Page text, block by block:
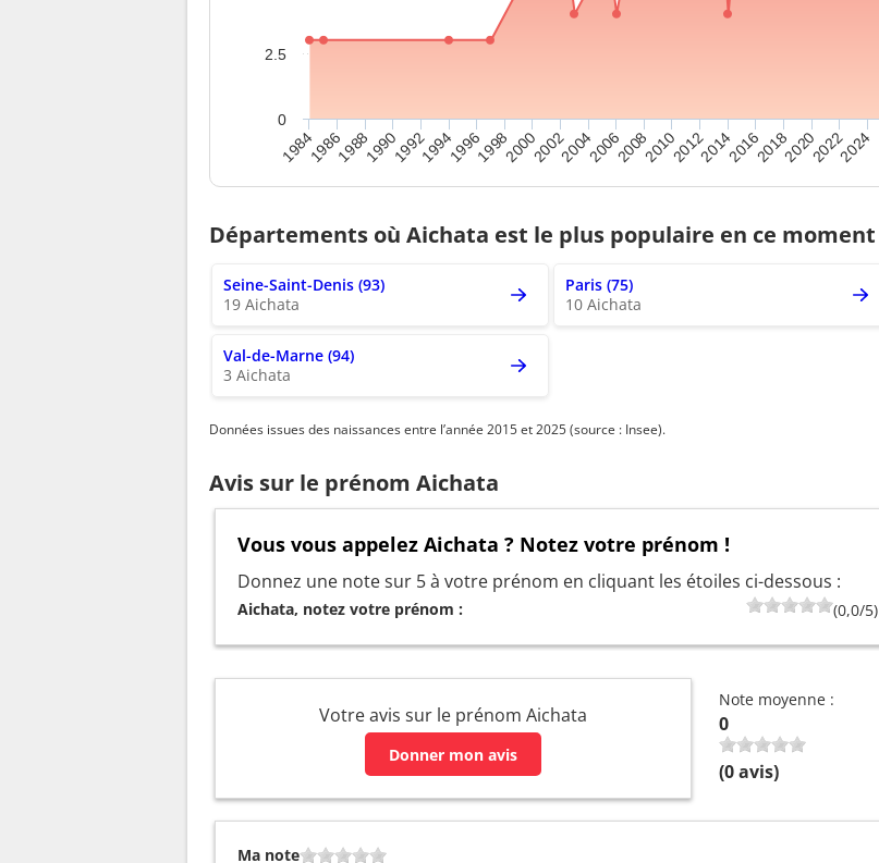
198419861988199019921994199619982000200220042006200820102012201420162018202020222024
0
2.5
Départements où Aichata est le plus populaire en ce moment
Seine-Saint-Denis (93)
19 Aichata
Paris (75)
10 Aichata
Val-de-Marne (94)
3 Aichata
Données issues des naissances entre l’année 2015 et 2025 (source : Insee).
Avis sur le prénom Aichata
Vous vous appelez Aichata ? Notez votre prénom !
Donnez une note sur 5 à votre prénom en cliquant les étoiles ci-dessous :
Aichata, notez votre prénom : (0,0/5)
Votre avis sur le prénom Aichata
Donner mon avis
Note moyenne :
0
(0avis)
Ma note